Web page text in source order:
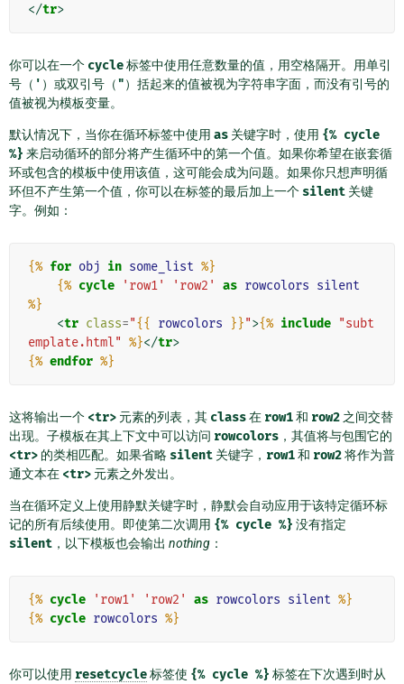
</tr>
你可以在一个 cycle标签中使用任意数量的值，用空格隔开。用单引
号（ ' ）或双引号（"）括起来的值被视为字符串字面，而没有引号的
值被视为模板变量。
默认情况下，当你在循环标签中使用 as 关键字时，使用 {% cycle
%} 来启动循环的部分将产生循环中的第一个值。如果你希望在嵌套循
环或包含的模板中使用该值，这可能会成为问题。如果你只想声明循
环但不产生第一个值，你可以在标签的最后加上一个 silent 关键
字。例如：
{% for obj in some_list %}
{% cycle 'row1' 'row2' as rowcolors silent
%}
<tr class="{{ rowcolors }}">{% include "subt
emplate.html" %}</tr>
{% endfor %}
这将输出一个 <tr> 元素的列表，其 class在 row1和 row2 之间交替
出现。子模板在其上下文中可以访问 rowcolors ，其值将与包围它的
<tr> 的类相匹配。如果省略 silent 关键字， row1和 row2将作为普
通文本在 <tr> 元素之外发出。
当在循环定义上使用静默关键字时，静默会自动应用于该特定循环标
记的所有后续使用。即使第二次调用 {% cycle %} 没有指定
silent ，以下模板也会输出 nothing ：
{% cycle 'row1' 'row2' as rowcolors silent %}
{% cycle rowcolors %}
你可以使用 resetcycle标签使 {% cycle %} 标签在下次遇到时从